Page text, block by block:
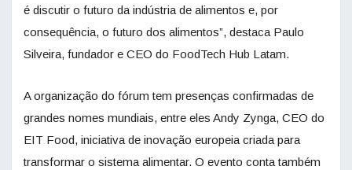
é discutir o futuro da indústria de alimentos e, por
consequência, o futuro dos alimentos”, destaca Paulo
Silveira, fundador e CEO do FoodTech Hub Latam.
A organização do fórum tem presenças confirmadas de
grandes nomes mundiais, entre eles Andy Zynga, CEO do
EIT Food, iniciativa de inovação europeia criada para
transformar o sistema alimentar. O evento conta também